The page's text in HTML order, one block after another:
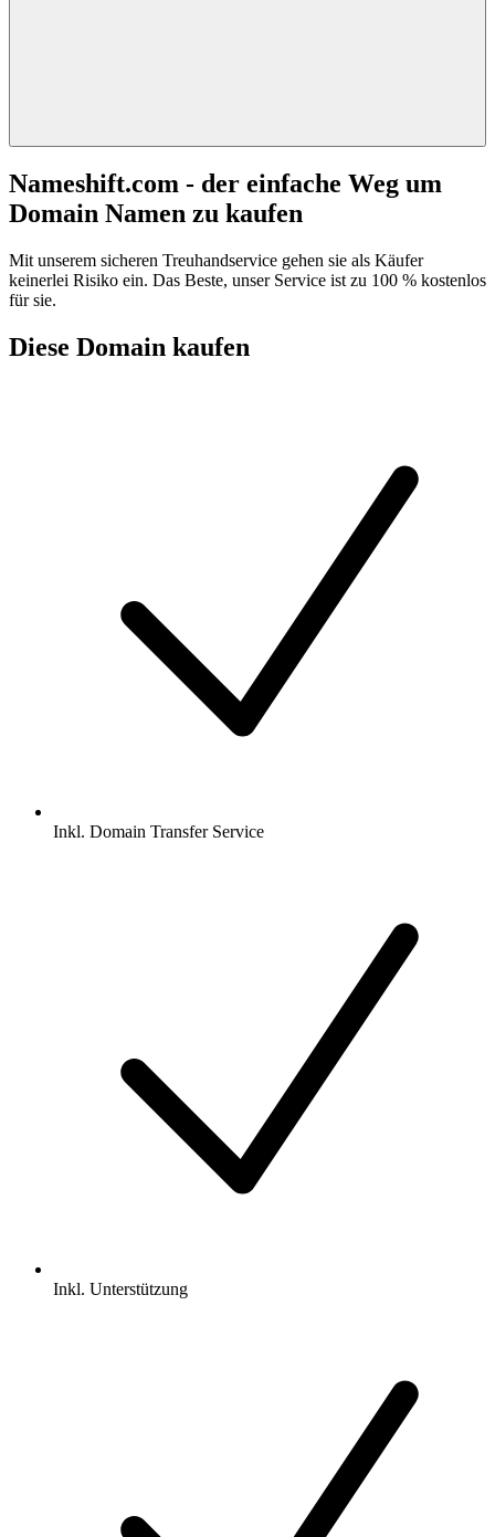
Nameshift.com - der einfache Weg um
Domain Namen zu kaufen
Mit unserem sicheren Treuhandservice gehen sie als Käufer
keinerlei Risiko ein. Das Beste, unser Service ist zu 100 % kostenlos
für sie.
Diese Domain kaufen
Inkl. Domain Transfer Service
Inkl. Unterstützung